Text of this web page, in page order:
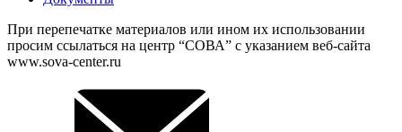
При перепечатке материалов или ином их использовании
просим ссылаться на центр “СОВА” с указанием веб-сайта
www.sova-center.ru